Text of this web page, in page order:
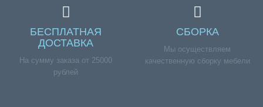
БЕСПЛАТНАЯ
ДОСТАВКА
На сумму заказа от 25000
рублей
СБОРКА
Мы осуществляем
качественную сборку мебели